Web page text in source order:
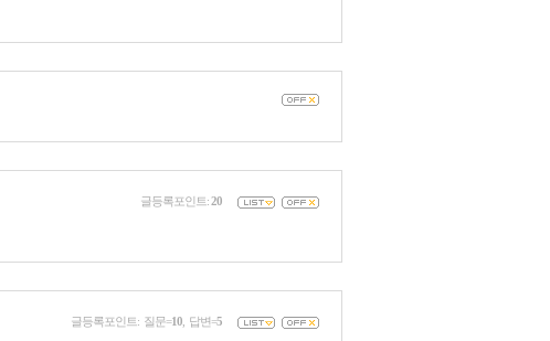
글등록포인트: 20
글등록포인트: 질문=10 , 답변=5